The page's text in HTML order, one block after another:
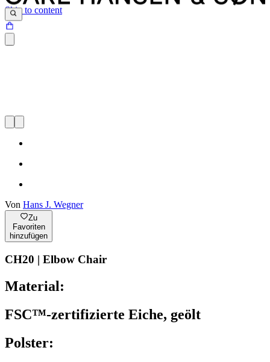
Skip to content
Von Hans J. Wegner
Zu
Favoriten
hinzufügen
CH20 | Elbow Chair
Material:
FSC™-zertifizierte Eiche, geölt
Polster: